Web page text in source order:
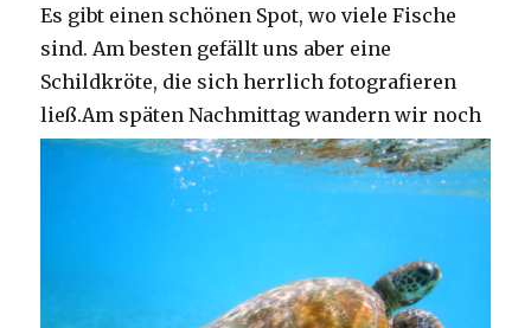
Es gibt einen schönen Spot, wo viele Fische
sind. Am besten gefällt uns aber eine
Schildkröte, die sich herrlich fotografieren
ließ.Am späten Nachmittag wandern wir noch